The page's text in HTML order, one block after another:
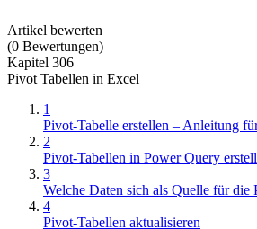
Artikel bewerten
(0 Bewertungen)
Kapitel 306
Pivot Tabellen in Excel
1
Pivot-Tabelle erstellen – Anleitung
2
Pivot-Tabellen in Power Query
3
Welche Daten sich als Quelle für die
4
Pivot-Tabellen aktualisieren